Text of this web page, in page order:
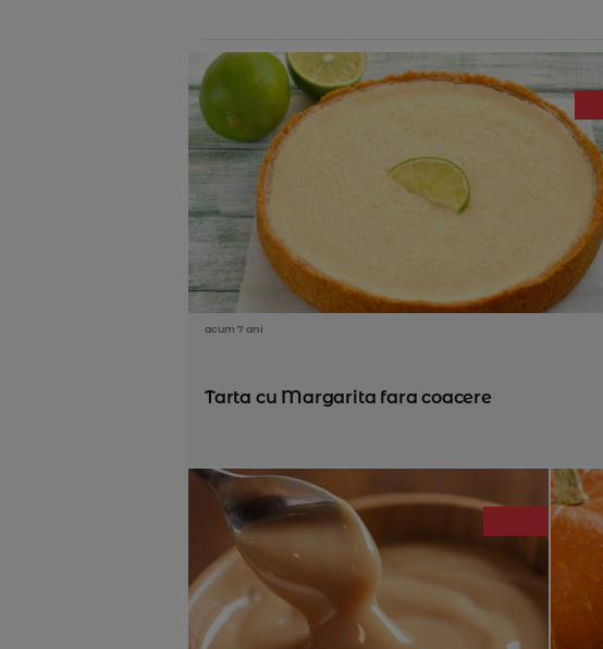
acum 7 ani
Tarta cu Margarita fara coacere